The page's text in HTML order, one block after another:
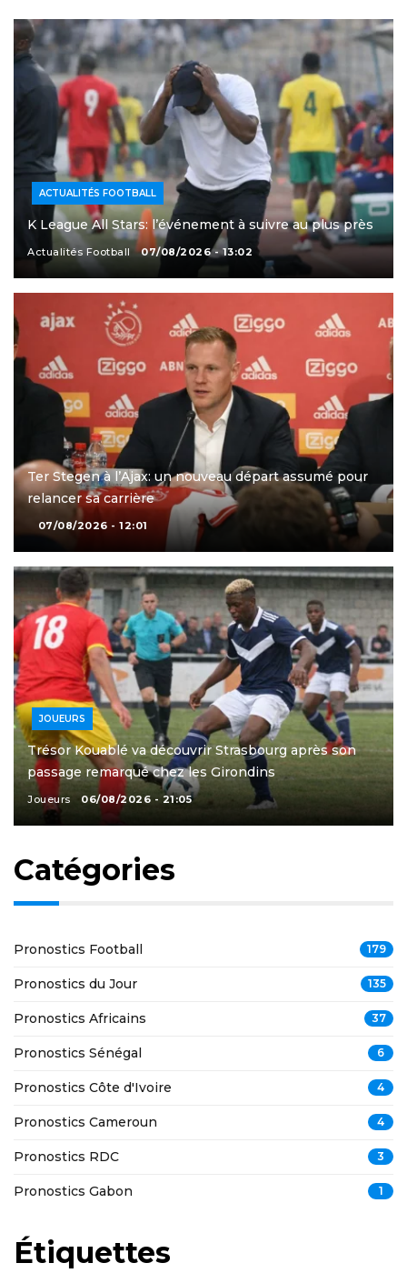
ACTUALITÉS FOOTBALL
K League All Stars: l’événement à suivre au plus près
Actualités Football 07/08/2026 - 13:02
Ter Stegen à l’Ajax: un nouveau départ assumé pour
relancer sa carrière
07/08/2026 - 12:01
JOUEURS
Trésor Kouablé va découvrir Strasbourg après son
passage remarqué chez les Girondins
Joueurs 06/08/2026 - 21:05
Catégories
Pronostics Football 179
Pronostics du Jour 135
Pronostics Africains 37
Pronostics Sénégal 6
Pronostics Côte d'Ivoire 4
Pronostics Cameroun 4
Pronostics RDC 3
Pronostics Gabon 1
Étiquettes